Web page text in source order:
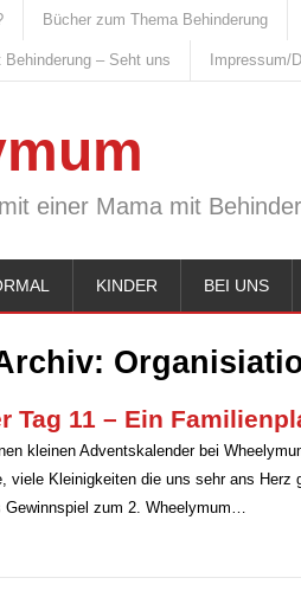
Bücher zum Thema Behinderung
– Seht uns Impressum/
einer Mama mit
KINDER BEI UNS
Tag 11 – Ein
kleinen Adventskalender bei
viele Kleinigkeiten die uns sehr ans Herz
zum 2. Wheelymum…